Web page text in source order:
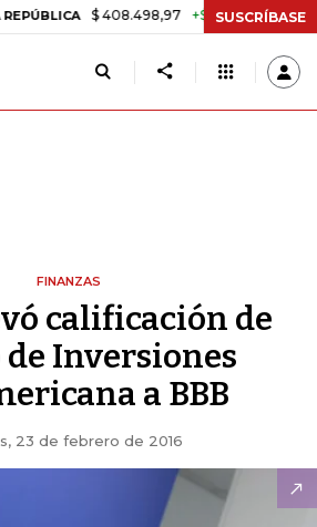
$ 408.498,97 +$ 8.753,81 +2,19%
SUSCRÍBASE
FINANZAS
calificación de
Inversiones
a BBB
23 de febrero de 2016